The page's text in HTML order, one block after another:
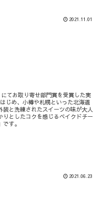
2021.11.01
てお取り寄せ部門賞を受賞した実
じめ、小樽や札幌といった北海道
と洗練されたスイーツの味が大人
としたコクを感じるベイクドチー
す。
2021.06.23